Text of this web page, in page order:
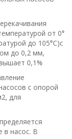
от 0°
до 105°С)с
до 0,2 мм,
0,1%
с опорой
для
в насос. В